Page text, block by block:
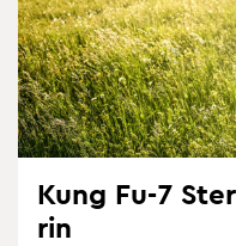
Kung Fu-7
rin